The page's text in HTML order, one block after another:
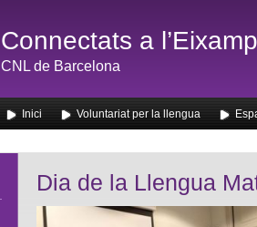
Connectats a
CNL de Barcelona
Inici Voluntariat per la llengua
Dia de la Llengua